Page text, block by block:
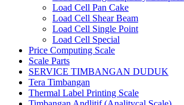
Load Cell Pan Cake
Load Cell Shear Beam
Load Cell Single Point
Load Cell Special
Price Computing Scale
Scale Parts
SERVICE TIMBANGAN DUDUK
Tera Timbangan
Thermal Label Printing Scale